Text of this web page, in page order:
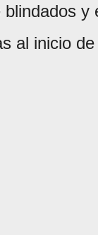
y
al inicio